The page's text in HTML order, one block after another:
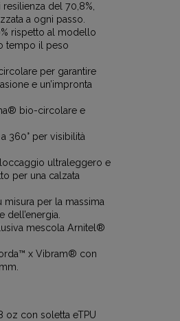
del 70,8%,
a ogni passo.
rispetto al modello
tempo il peso
per garantire
e un’impronta
bio-circolare e
360° per visibilità
ultraleggero e
per una calzata
misura per la massima
mescola Arnitel®
x Vibram® con
oz con soletta eTPU